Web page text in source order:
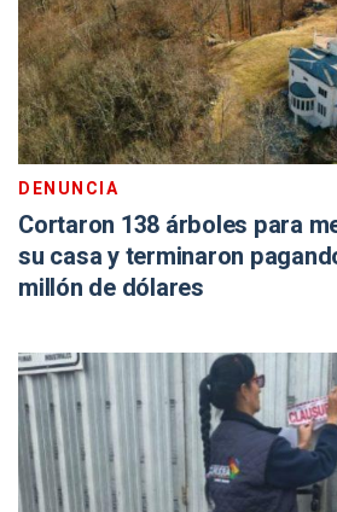
DENUNCIA
Cortaron 138 árboles para
su casa y terminaron
millón de dólares